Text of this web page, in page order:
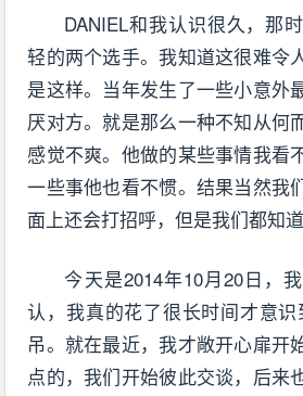
DANIEL和我认识很久，那
轻的两个选手。我知道这很难令
是这样。当年发生了一些小意外
厌对方。就是那么一种不知从何
感觉不爽。他做的某些事情我看
一些事他也看不惯。结果当然我
面上还会打招呼，但是我们都知
今天是2014年10月20日，
认，我真的花了很长时间才意识
吊。就在最近，我才敞开心扉开
点的，我们开始彼此交谈，后来